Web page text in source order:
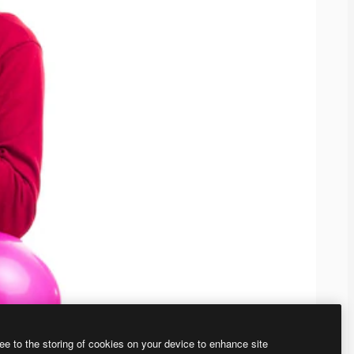
to the storing of cookies on your device to enhance site